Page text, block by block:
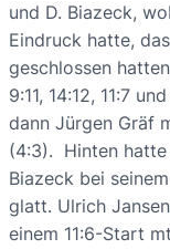
und D. Biazeck,
Eindruck hatte,
geschlossen
9:11, 14:12, 11:7
dann Jürgen Gräf
(4:3). Hinten hatte
Biazeck bei
glatt. Ulrich
einem 11:6-Start